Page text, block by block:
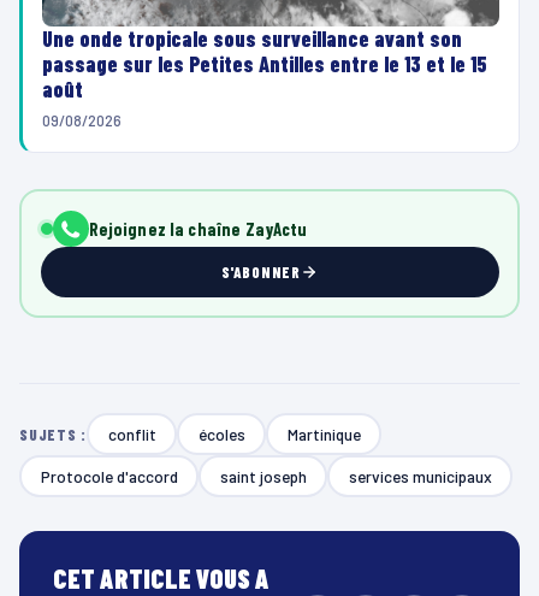
Une onde tropicale sous surveillance avant son
passage sur les Petites Antilles entre le 13 et le 15
août
09/08/2026
Rejoignez la chaîne ZayActu
S'ABONNER
SUJETS : conflit écoles Martinique
Protocole d'accord saint joseph services municipaux
CET ARTICLE VOUS A